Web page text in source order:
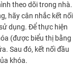
theo dõi trong nhà.
hãy cân nhắc kết nối
dụng. Để thực hiện
(được biểu thị bằng
Sau đó, kết nối đầu
khóa.